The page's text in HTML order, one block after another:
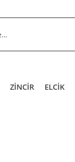
ZİNCİR ELCİK